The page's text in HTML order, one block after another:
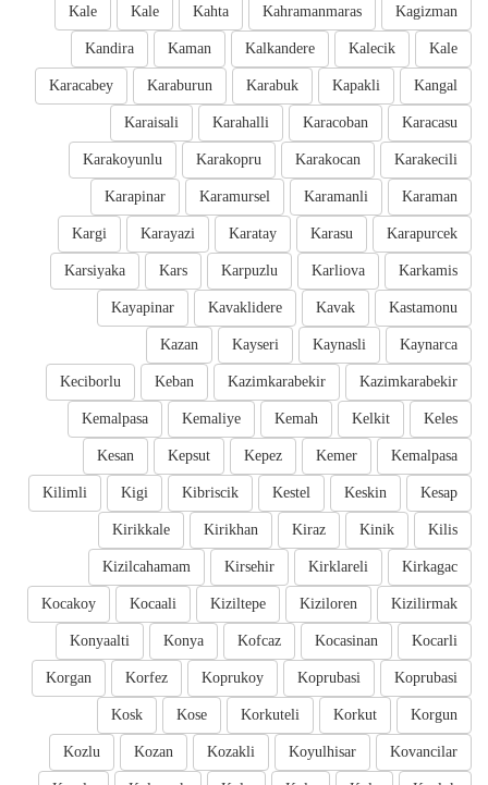
Kagizman
Kahramanmaras
Kahta
Kale
Kale
Kale
Kalecik
Kalkandere
Kaman
Kandira
Kangal
Kapakli
Karabuk
Karaburun
Karacabey
Karacasu
Karacoban
Karahalli
Karaisali
Karakecili
Karakocan
Karakopru
Karakoyunlu
Karaman
Karamanli
Karamursel
Karapinar
Karapurcek
Karasu
Karatay
Karayazi
Kargi
Karkamis
Karliova
Karpuzlu
Kars
Karsiyaka
Kastamonu
Kavak
Kavaklidere
Kayapinar
Kaynarca
Kaynasli
Kayseri
Kazan
Kazimkarabekir
Kazimkarabekir
Keban
Keciborlu
Keles
Kelkit
Kemah
Kemaliye
Kemalpasa
Kemalpasa
Kemer
Kepez
Kepsut
Kesan
Kesap
Keskin
Kestel
Kibriscik
Kigi
Kilimli
Kilis
Kinik
Kiraz
Kirikhan
Kirikkale
Kirkagac
Kirklareli
Kirsehir
Kizilcahamam
Kizilirmak
Kiziloren
Kiziltepe
Kocaali
Kocakoy
Kocarli
Kocasinan
Kofcaz
Konya
Konyaalti
Koprubasi
Koprubasi
Koprukoy
Korfez
Korgan
Korgun
Korkut
Korkuteli
Kose
Kosk
Kovancilar
Koyulhisar
Kozakli
Kozan
Kozlu